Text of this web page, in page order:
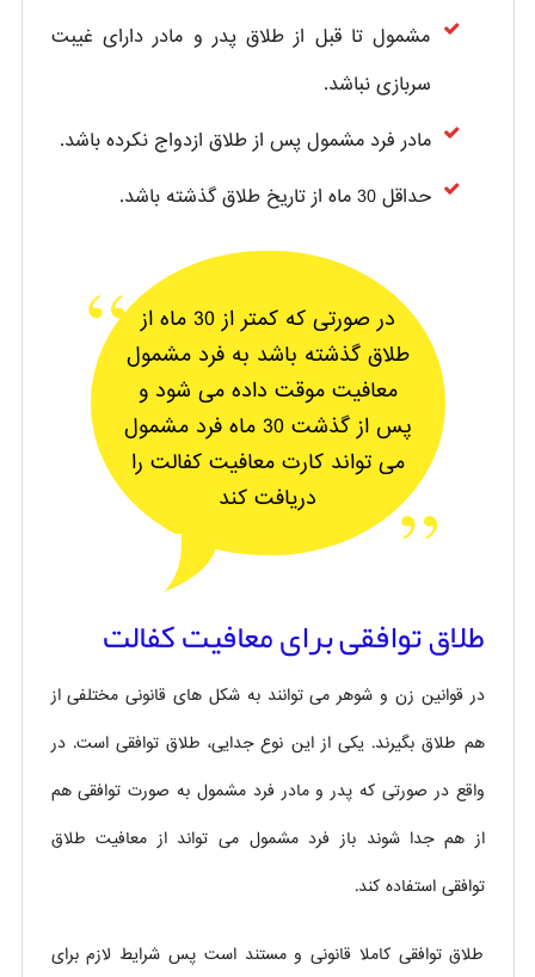
مشمول تا قبل از طلاق پدر و مادر دارای غیبت
سربازی نباشد.
مادر فرد مشمول پس از طلاق ازدواج نکرده باشد.
حداقل 30 ماه از تاریخ طلاق گذشته باشد.
در صورتی که کمتر از 30 ماه از
طلاق گذشته باشد به فرد مشمول
معافیت موقت داده می شود و
پس از گذشت 30 ماه فرد مشمول
می تواند کارت معافیت کفالت را
دریافت کند
طلاق توافقی برای معافیت کفالت
در قوانین زن و شوهر می توانند به شکل های قانونی مختلفی از
هم طلاق بگیرند. یکی از این نوع جدایی، طلاق توافقی است. در
واقع در صورتی که پدر و مادر فرد مشمول به صورت توافقی هم
از هم جدا شوند باز فرد مشمول می تواند از معافیت طلاق
توافقی استفاده کند.
طلاق توافقی کاملا قانونی و مستند است پس شرایط لازم برای